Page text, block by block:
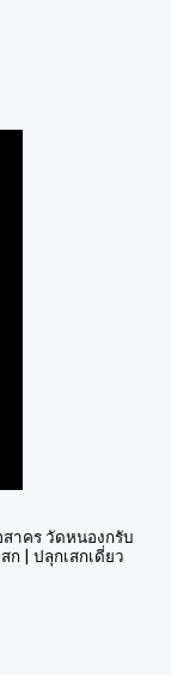
าคร วัดหนองกรับ
ก | ปลุกเสกเดี่ยว